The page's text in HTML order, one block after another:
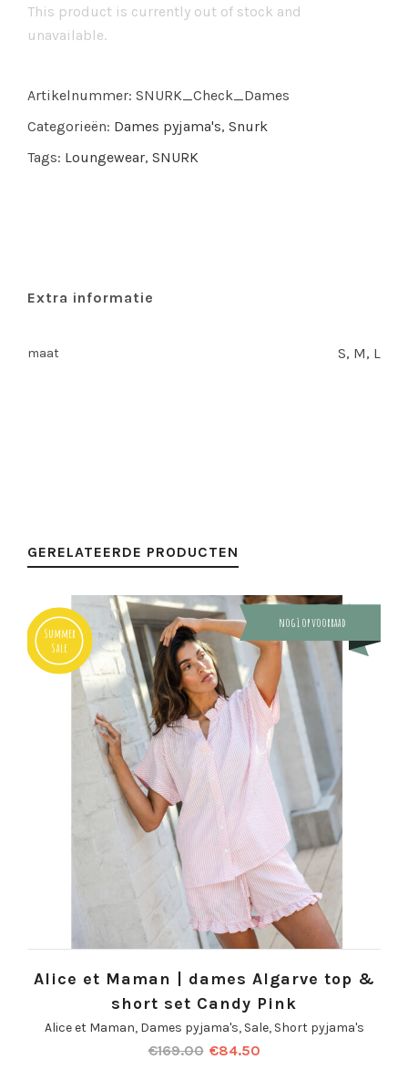
This product is currently out of stock and
unavailable.
Artikelnummer: SNURK_Check_Dames
Categorieën: Dames pyjama's, Snurk
Tags: Loungewear, SNURK
Extra informatie
maat S, M, L
GERELATEERDE PRODUCTEN
Summer
Sale
nog 1 op voorraad
Alice et Maman | dames Algarve top &
short set Candy Pink
Alice et Maman, Dames pyjama's, Sale, Short pyjama's
€169.00 €84.50